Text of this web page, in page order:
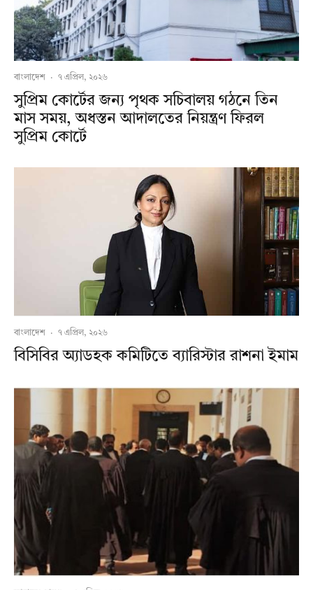
বাংলাদেশ · ৭ এপ্রিল, ২০২৬
সুপ্রিম কোর্টের জন্য পৃথক সচিবালয় গঠনে তিন
মাস সময়, অধস্তন আদালতের নিয়ন্ত্রণ ফিরল
সুপ্রিম কোর্টে
বাংলাদেশ · ৭ এপ্রিল, ২০২৬
বিসিবির অ্যাডহক কমিটিতে ব্যারিস্টার রাশনা ইমাম